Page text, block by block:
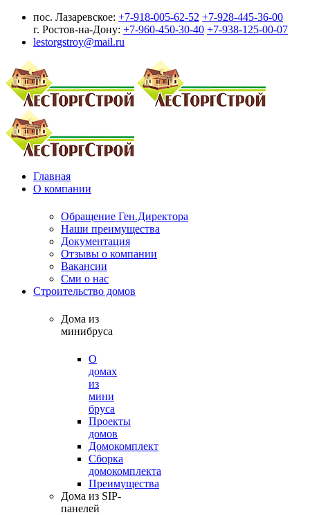
пос. Лазаревское: +7-918-005-62-52 +7-928-445-36-00
г. Ростов-на-Дону: +7-960-450-30-40 +7-938-125-00-07
lestorgstroy@mail.ru
Главная
О компании
Обращение Ген.Директора
Наши преимущества
Документация
Отзывы о компании
Вакансии
Сми о нас
Строительство домов
Дома из
минибруса
О
домах
из
мини
бруса
Проекты
домов
Домокомплект
Сборка
домокомплекта
Преимущества
Дома из SIP-
панелей